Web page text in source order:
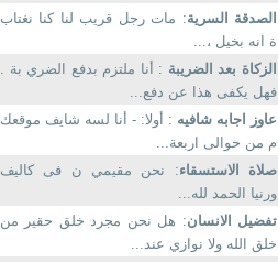
الصدقة السرية: مات رجل قريب لنا كنا نغتاب
ة انه بخيل ،...
الزكاة بعد الضريبة : أنا ملتزم بدفع الضري بة .
فهل يكفى هذا عن دفع...
عاوز اجابه شافيه : أولا: - أنا لسه شايف موقعك
م من حوالى اربعة...
صلاة الاستسقاء: نحن مقيمي ن فى كاليف
ورنيا الحمد لله...
تفضيل الانسان: هل نحن مجرد خلق حقير من
خلق الله ولا نوازي عند...